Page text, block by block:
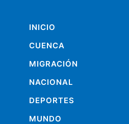
INICIO
CUENCA
MIGRACIÓN
NACIONAL
DEPORTES
MUNDO